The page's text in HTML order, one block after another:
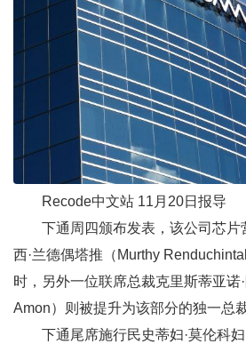
Recode中文站 11月20日报导
下通 周四颁布发表，该公司芯
西·兰德偶塔推（Murthy
时，另外一位联席总裁克里斯蒂亚诺
Amon）则被提升为该部分的独一总裁
下通尾席施行民史蒂妇·莫伦科